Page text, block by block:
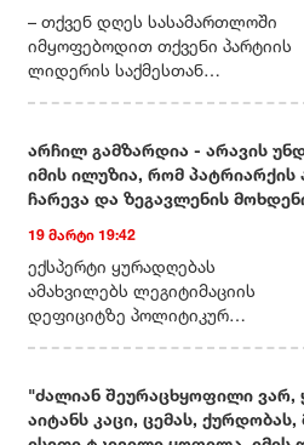
– თქვენ დღეს სასამართლოში
იმყოფებოდით თქვენი პარტიის
ლიდერის საქმესთან
ეს საქმე და რამდენად
სიმბოლურად ასახავს იმას, რაც
ახლა საქართველოში
ოპოზიციური ძალების თავს
ხდება?– დარწმუნებული ვარ,
უკვე იცით, რომ დღეს თითქმის
ყველა ოპოზიციური ლიდერი ან
ციხეშია და
ემიგრაციაში იმყოფება. მსგავსი
რამ საქართველოში ადრე
არასდროს მომხდარა!
არჩილ გამზარდია - არავის
იმის ილუზია, რომ პატრიარქის
ჩარევა და ზეგავლენის
19 მარტი 19:42
ექსპერტი ყურადღებას
ამახვილებს ლეგიტიმაციის
დეფიციტზე პოლიტიკურ
საეკლესიო იერარქიაში
არსებულ შიდა დინებებზე.
გამზარდიას პროგნოზით,
"ძალიან შეურაცხყოფილი ვარ,
აიტანს კაცი, ცემას, ქურდობას,